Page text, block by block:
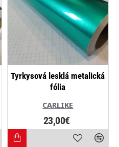
CARLIKE
Tyrkysová lesklá metalická
fólia
23,00€